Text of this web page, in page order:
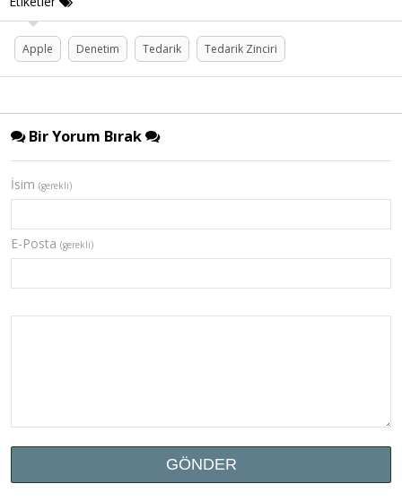
Apple Denetim Tedarik Tedarik Zinciri
Bir Yorum Bırak
İsim (gerekli)
E-Posta (gerekli)